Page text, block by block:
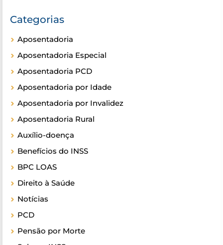
Categorias
Aposentadoria
Aposentadoria Especial
Aposentadoria PCD
Aposentadoria por Idade
Aposentadoria por Invalidez
Aposentadoria Rural
Auxílio-doença
Benefícios do INSS
BPC LOAS
Direito à Saúde
Notícias
PCD
Pensão por Morte